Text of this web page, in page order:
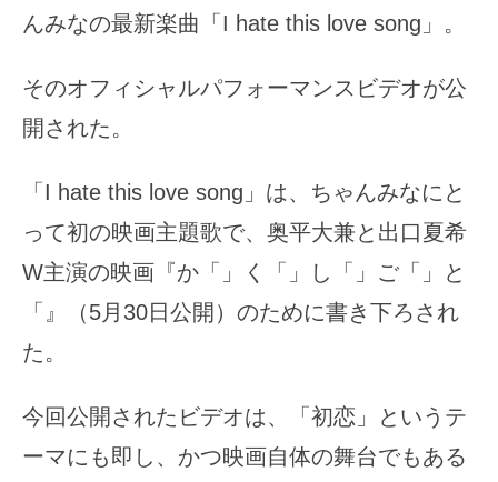
んみなの最新楽曲「I hate this love song」。
そのオフィシャルパフォーマンスビデオが公
開された。
「I hate this love song」は、ちゃんみなにと
って初の映画主題歌で、奥平大兼と出口夏希
W主演の映画『か「」く「」し「」ご「」と
「』（5月30日公開）のために書き下ろされ
た。
今回公開されたビデオは、「初恋」というテ
ーマにも即し、かつ映画自体の舞台でもある